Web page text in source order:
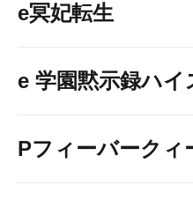
e冥妃転生
e 学園黙示録ハ
Pフィーバークィ